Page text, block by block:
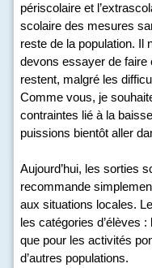
périscolaire et
scolaire des mesures
reste de la population. Il
devons essayer de faire
restent, malgré les
Comme vous, je
contraintes lié à la
puissions bientôt aller
Aujourd’hui, les sorties
recommande
aux situations locales.
les catégories d’élèves
que pour les activités
d’autres populations.